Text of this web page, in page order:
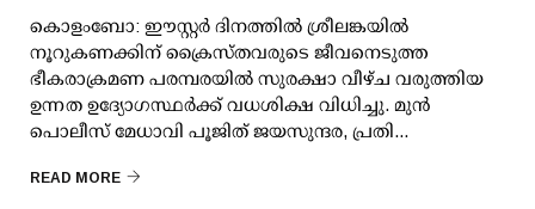
കൊളംബോ: ഈസ്റ്റർ ദിനത്തിൽ ശ്രീലങ്കയിൽ
നൂറുകണക്കിന് ക്രൈസ്തവരുടെ ജീവനെടുത്ത
ഭീകരാക്രമണ പരമ്പരയിൽ സുരക്ഷാ വീഴ്ച വരുത്തിയ
ഉന്നത ഉദ്യോഗസ്ഥർക്ക് വധശിക്ഷ വിധിച്ചു. മുൻ
പൊലീസ് മേധാവി പൂജിത് ജയസുന്ദര, പ്രതി...
READ MORE